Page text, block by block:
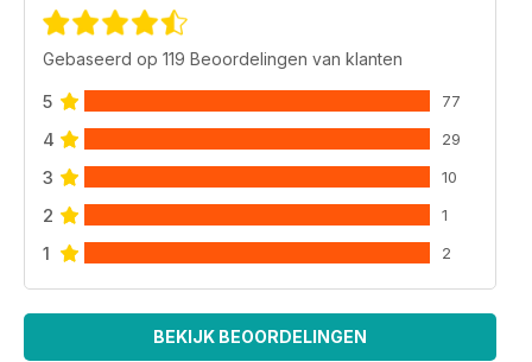
Gebaseerd op 119 Beoordelingen van klanten
5 77
4 29
3 10
2 1
1 2
BEKIJK BEOORDELINGEN